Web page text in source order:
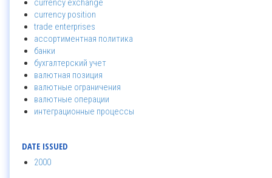
currency exchange
currency position
trade enterprises
ассортиментная политика
банки
бухгалтерский учет
валютная позиция
валютные ограничения
валютные операции
интеграционные процессы
DATE ISSUED
2000